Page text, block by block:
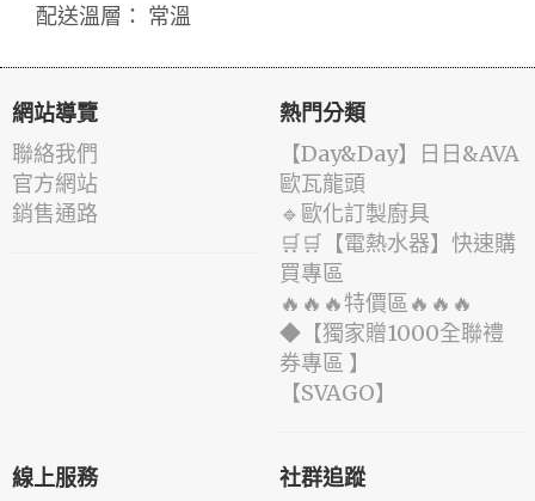
配送溫層： 常溫
網站導覽
聯絡我們
官方網站
銷售通路
熱門分類
️【Day&Day】️日日&AVA
歐瓦龍頭
🔹歐化訂製廚具
🛒🛒【電熱水器】快速購
買專區
🔥🔥🔥特價區🔥🔥🔥
◆【獨家贈1000全聯禮
券專區 】
️【SVAGO】️
線上服務 社群追蹤